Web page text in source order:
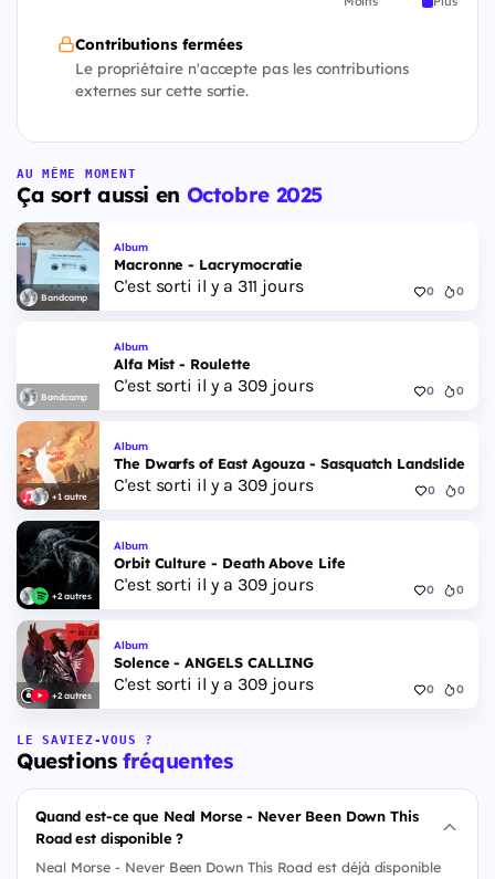
Contributions fermées
Le propriétaire n'accepte pas les contributions
externes sur cette sortie.
AU MÊME MOMENT
Ça sort aussi en Octobre 2025
Bandcamp
Album
Macronne - Lacrymocratie
C'est sorti il y a 311 jours 0 0
Bandcamp
Album
Alfa Mist - Roulette
C'est sorti il y a 309 jours 0 0
+1 autre
Album
The Dwarfs of East Agouza - Sasquatch Landslide
C'est sorti il y a 309 jours 0 0
+2 autres
Album
Orbit Culture - Death Above Life
C'est sorti il y a 309 jours 0 0
+2 autres
Album
Solence - ANGELS CALLING
C'est sorti il y a 309 jours 0 0
LE SAVIEZ-VOUS ?
Questionsfréquentes
Quand est-ce que Neal Morse - Never Been Down This
Road est disponible ?
Neal Morse - Never Been Down This Road est déjà disponible